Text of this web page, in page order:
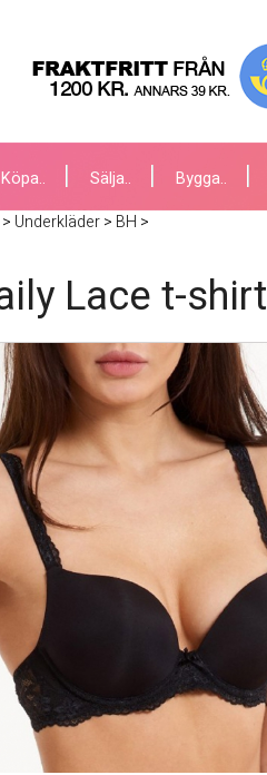
Köpa.. Sälja.. Bygga..
> Underkläder> BH >
Lace t-